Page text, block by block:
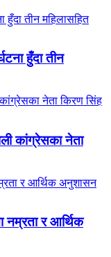
हुँदा तीन
कांग्रेसका नेता
नम्रता र आर्थिक